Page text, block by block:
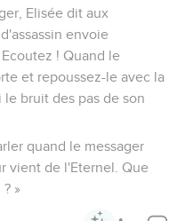
Elisée dit aux
envoie
! Quand le
et repoussez-le avec la
le bruit des pas de son
quand le messager
vient de l'Eternel. Que
»